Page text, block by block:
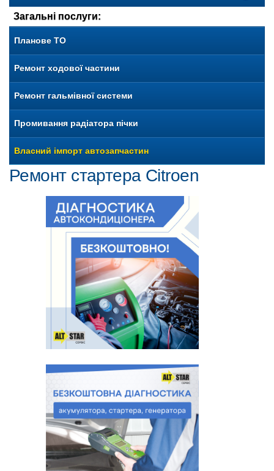
Загальні послуги:
Планове ТО
Ремонт ходової частини
Ремонт гальмівної системи
Промивання радіатора пічки
Власний імпорт автозапчастин
Ремонт стартера Citroen